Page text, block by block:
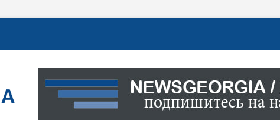
Новости Грузии
САМАЯ АКТУАЛЬНАЯ ИНФОРМАЦИЯ О СОБЫТИЯХ
САЙТЕ ВЫ НАЙДЕТЕ НОВОСТИ ПОЛИТИКИ,